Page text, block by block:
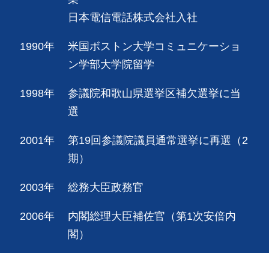
日本電信電話株式会社入社
1990年
米国ボストン大学コミュニケーショ
ン学部大学院留学
1998年
参議院和歌山県選挙区補欠選挙に当
選
2001年
第19回参議院議員通常選挙に再選（2
期）
2003年 総務大臣政務官
2006年
内閣総理大臣補佐官（第1次安倍内
閣）